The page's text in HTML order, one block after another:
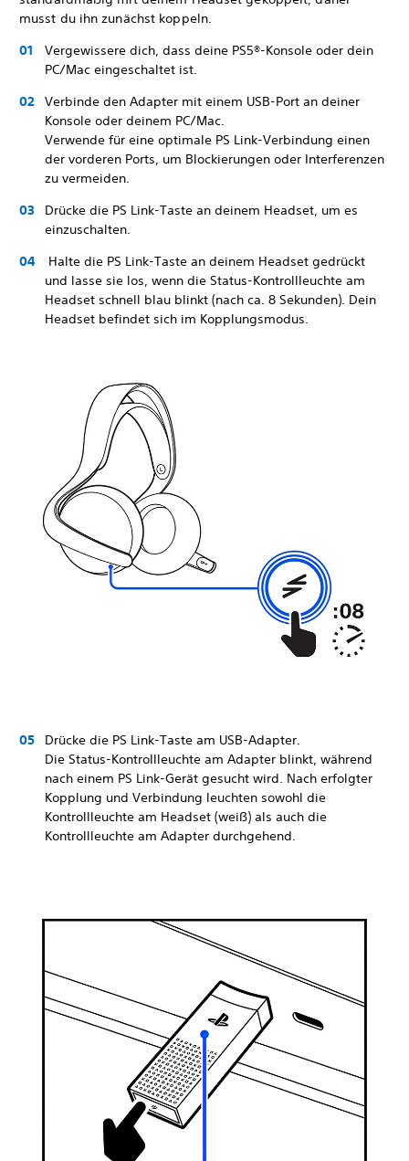
musst du ihn zunächst koppeln.
Vergewissere dich, dass deine PS5®-Konsole oder dein
PC/Mac eingeschaltet ist.
Verbinde den Adapter mit einem USB-Port an deiner
Konsole oder deinem PC/Mac.
Verwende für eine optimale PS Link-Verbindung einen
der vorderen Ports, um Blockierungen oder Interferenzen
zu vermeiden.
Drücke die PS Link-Taste an deinem Headset, um es
einzuschalten.
Halte die PS Link-Taste an deinem Headset gedrückt
und lasse sie los, wenn die Status-Kontrollleuchte am
Headset schnell blau blinkt (nach ca. 8 Sekunden). Dein
Headset befindet sich im Kopplungsmodus.
Drücke die PS Link-Taste am USB-Adapter.
Die Status-Kontrollleuchte am Adapter blinkt, während
nach einem PS Link-Gerät gesucht wird. Nach erfolgter
Kopplung und Verbindung leuchten sowohl die
Kontrollleuchte am Headset (weiß) als auch die
Kontrollleuchte am Adapter durchgehend.